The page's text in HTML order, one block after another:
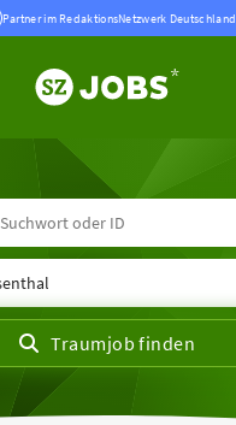
Partner im RedaktionsNetzwerk Deutschland